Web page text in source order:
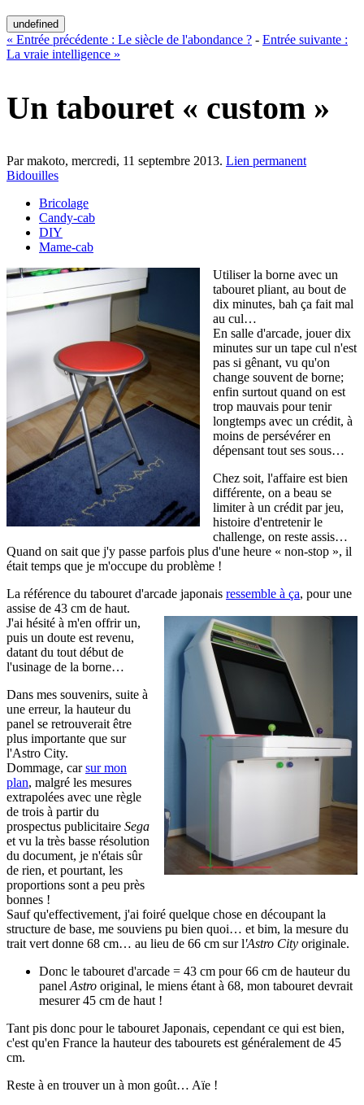
undefined
« Entrée précédente : Le siècle de l'abondance ? - Entrée suivante :
La vraie intelligence »
Un tabouret « custom »
Par makoto, mercredi, 11 septembre 2013. Lien permanent
Bidouilles
Bricolage
Candy-cab
DIY
Mame-cab
Utiliser la borne avec un
tabouret pliant, au bout de
dix minutes, bah ça fait mal
au cul…
En salle d'arcade, jouer dix
minutes sur un tape cul n'est
pas si gênant, vu qu'on
change souvent de borne;
enfin surtout quand on est
trop mauvais pour tenir
longtemps avec un crédit, à
moins de persévérer en
dépensant tout ses sous…
Chez soit, l'affaire est bien
différente, on a beau se
limiter à un crédit par jeu,
histoire d'entretenir le
challenge, on reste assis…
Quand on sait que j'y passe parfois plus d'une heure « non-stop », il
était temps que je m'occupe du problème !
La référence du tabouret d'arcade japonais ressemble à ça, pour une
assise de 43 cm de haut.
J'ai hésité à m'en offrir un,
puis un doute est revenu,
datant du tout début de
l'usinage de la borne…
Dans mes souvenirs, suite à
une erreur, la hauteur du
panel se retrouverait être
plus importante que sur
l'Astro City.
Dommage, carsur mon
plan, malgré les mesures
extrapolées avec une règle
de trois à partir du
prospectus publicitaire Sega
et vu la très basse résolution
du document, je n'étais sûr
de rien, et pourtant, les
proportions sont a peu près
bonnes !
Sauf qu'effectivement, j'ai foiré quelque chose en découpant la
structure de base, me souviens pu bien quoi… et bim, la mesure du
trait vert donne 68 cm… au lieu de 66 cm sur l'Astro City originale.
Donc le tabouret d'arcade = 43 cm pour 66 cm de hauteur du
panel Astro original, le miens étant à 68, mon tabouret devrait
mesurer 45 cm de haut !
Tant pis donc pour le tabouret Japonais, cependant ce qui est bien,
c'est qu'en France la hauteur des tabourets est généralement de 45
cm.
Reste à en trouver un à mon goût… Aïe !